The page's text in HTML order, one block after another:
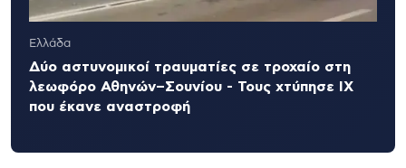
Ελλάδα
Δύο αστυνομικοί τραυματίες σε τροχαίο στη
λεωφόρο Αθηνών–Σουνίου - Τους χτύπησε ΙΧ
που έκανε αναστροφή